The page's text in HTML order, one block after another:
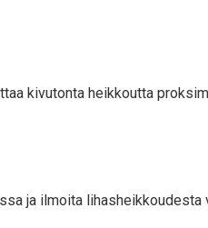
kivutonta heikkoutta
ja ilmoita